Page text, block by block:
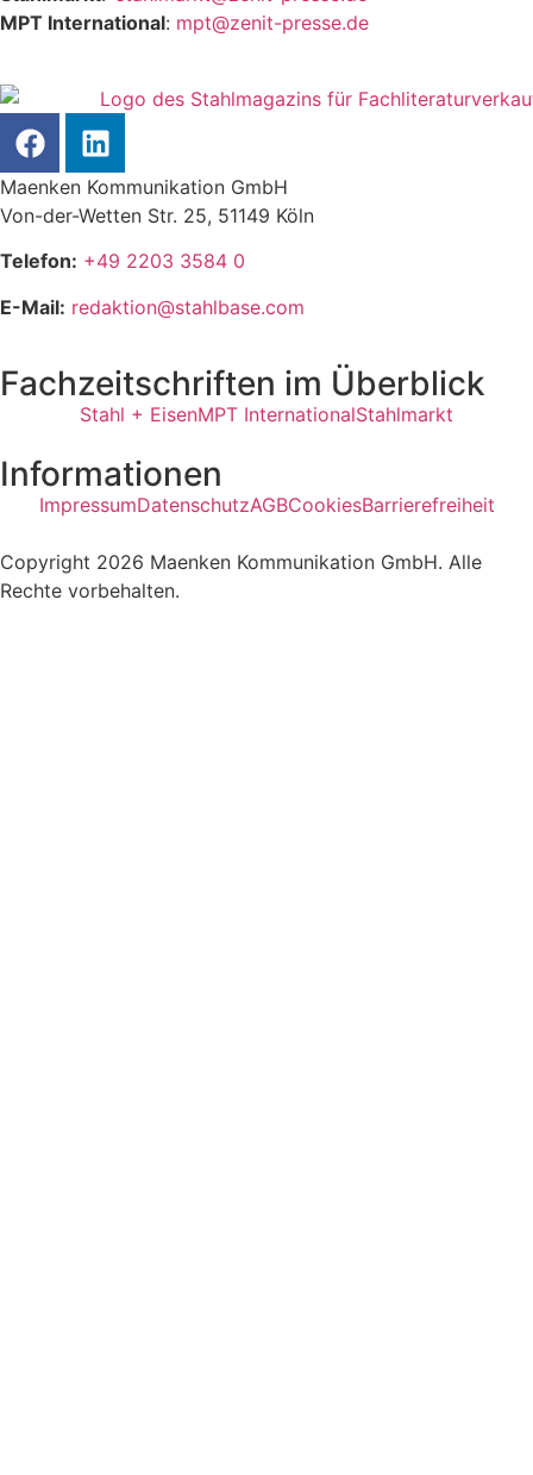
MPT International: mpt@zenit-presse.de
Maenken Kommunikation GmbH
Von-der-Wetten Str. 25, 51149 Köln
Telefon: +49 2203 3584 0
E-Mail: redaktion@stahlbase.com
Fachzeitschriften im Überblick
Stahl + EisenMPT InternationalStahlmarkt
Informationen
ImpressumDatenschutzAGBCookiesBarrierefreiheit
Copyright 2026 Maenken Kommunikation GmbH. Alle
Rechte vorbehalten.